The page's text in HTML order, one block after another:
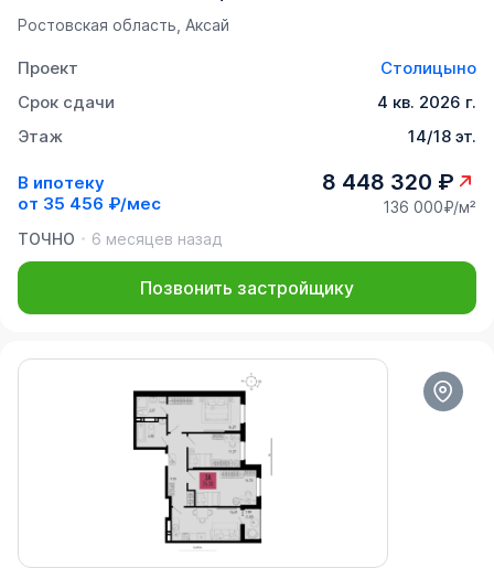
Ростовская область, Аксай
Проект
Столицыно
Срок сдачи
4 кв. 2026 г.
Этаж
14/18 эт.
В ипотеку
от 35 456 ₽/мес
8 448 320 ₽
136 000₽/м²
ТОЧНО
6 месяцев назад
Позвонить застройщику